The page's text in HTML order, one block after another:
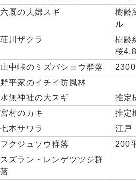
六厩の夫婦スギ
樹齢
ル
荘川ザクラ
樹齢
桜
山中峠のミズバショウ群落
野平家のイチイ防風林
水無神社の大スギ 推定
宮村のカキ 推定
七本サワラ 江戸
フクジュソウ群落 200
スズラン・レンゲツツジ群
落